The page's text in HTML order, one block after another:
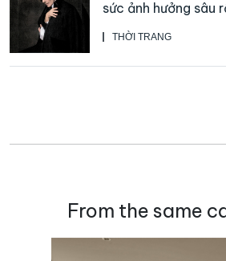
THỜI TRANG
sức ảnh hưởng sâu
Galliano
From the same